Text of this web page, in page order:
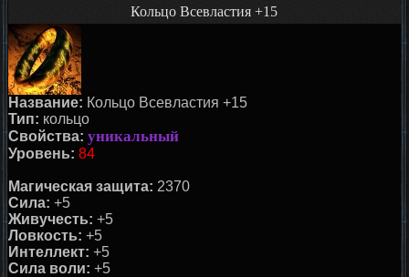
Кольцо Всевластия +15
Название: Кольцо Всевластия +15
Тип: кольцо
Свойства: уникальный
Уровень: 84
Магическая защита: 2370
Сила: +5
Живучесть: +5
Ловкость: +5
Интеллект: +5
Сила воли: +5